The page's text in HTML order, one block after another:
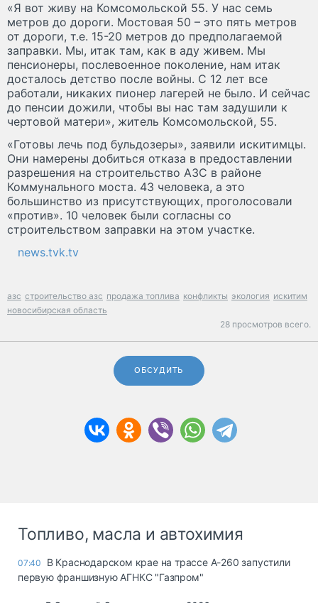
«Я вот живу на Комсомольской 55. У нас семь
метров до дороги. Мостовая 50 – это пять метров
от дороги, т.е. 15-20 метров до предполагаемой
заправки. Мы, итак там, как в аду живем. Мы
пенсионеры, послевоенное поколение, нам итак
досталось детство после войны. С 12 лет все
работали, никаких пионер лагерей не было. И сейчас
до пенсии дожили, чтобы вы нас там задушили к
чертовой матери», житель Комсомольской, 55.
«Готовы лечь под бульдозеры», заявили искитимцы.
Они намерены добиться отказа в предоставлении
разрешения на строительство АЗС в районе
Коммунального моста. 43 человека, а это
большинство из присутствующих, проголосовали
«против». 10 человек были согласны со
строительством заправки на этом участке.
news.tvk.tv
азс строительство азс продажа топлива конфликты экология искитим
новосибирская область
28 просмотров всего.
ОБСУДИТЬ
Топливо, масла и автохимия
07:40
В Краснодарском крае на трассе А-260 запустили
первую франшизную АГНКС "Газпром"